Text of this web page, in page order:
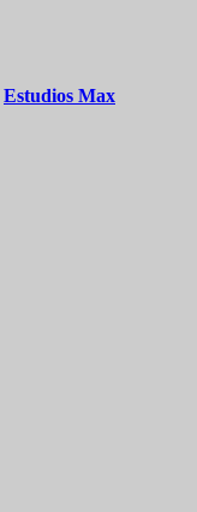
Estudios Max